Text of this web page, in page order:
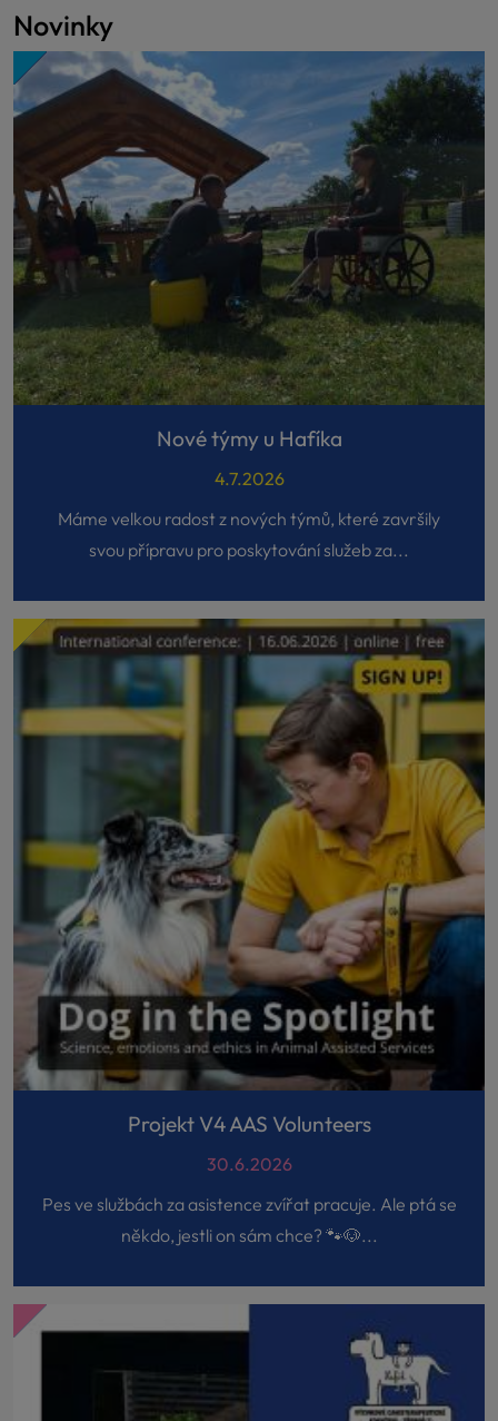
Novinky
Nové týmy u Hafíka
4.7.2026
Máme velkou radost z nových týmů, které završily
svou přípravu pro poskytování služeb za...
Projekt V4 AAS Volunteers
30.6.2026
Pes ve službách za asistence zvířat pracuje. Ale ptá se
někdo, jestli on sám chce? 🐾🐶...